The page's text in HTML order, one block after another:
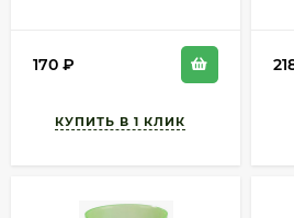
170 ₽